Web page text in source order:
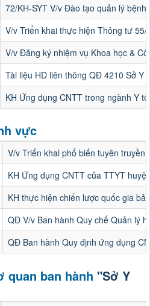
72/KH-SYT V/v Đào tạo quản lý
V/v Triển khai thực hiện Thông tư 55/
V/v Đăng ký nhiệm vụ Khoa học &
Tài liệu HD liên thông QĐ 4210 Sở Y
KH Ứng dụng CNTT trong ngành Y
vực
V/v Triển khai phổ biến tuyên
KH Ứng dụng CNTT của TTYT
KH thực hiện chiến lược quốc gia
QĐ V/v Ban hành Quy chế Quản lý
QĐ Ban hành Quy định ứng dụng
quan ban hành "Sở Y